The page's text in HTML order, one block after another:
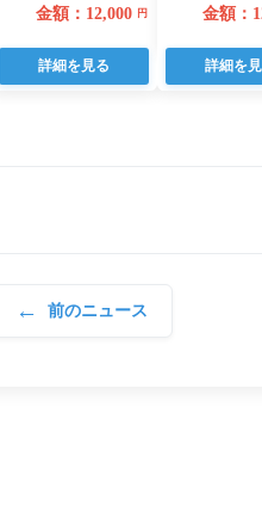
金額：12,000 円
詳細を見る
金額：
詳細を
← 前のニュース